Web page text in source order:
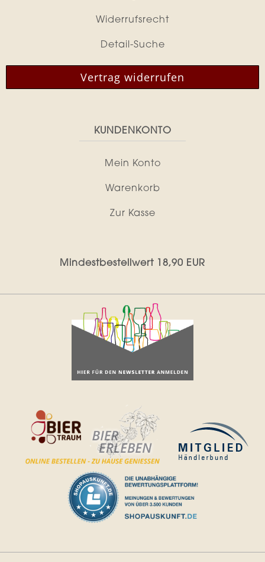
Widerrufsrecht
Detail-Suche
Vertrag widerrufen
KUNDENKONTO
Mein Konto
Warenkorb
Zur Kasse
Mindestbestellwert 18,90 EUR